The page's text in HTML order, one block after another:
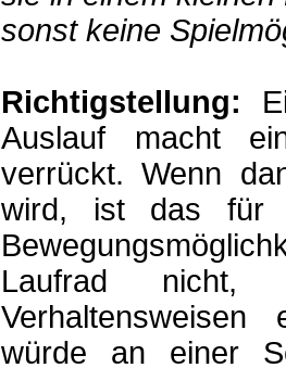
sonst keine
Richtigstellung:
Auslauf macht
verrückt. Wenn
wird, ist das für
Laufrad nicht,
würde an einer